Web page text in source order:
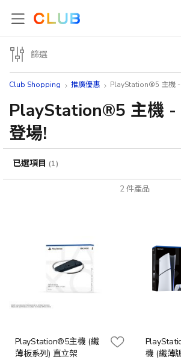
Club Shopping 推廣優惠 PlayStation®5 主機 -
PlayStation®5 主機 -
登場!
2件產品
PlayStation®5主機 (纖
薄板系列) 直立架
機 (纖薄
篩選
已選項目